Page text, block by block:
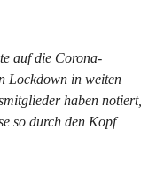
auf die Corona-
Lockdown in weiten
haben notiert,
so durch den Kopf